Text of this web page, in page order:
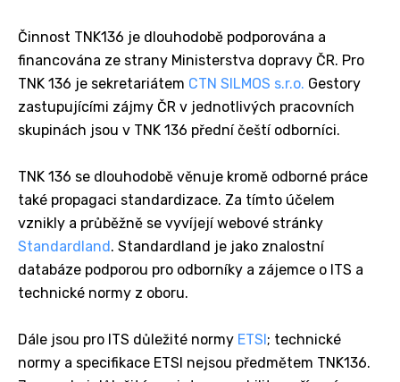
Činnost TNK136 je dlouhodobě podporována a
financována ze strany Ministerstva dopravy ČR. Pro
TNK 136 je sekretariátem CTN SILMOS s.r.o. Gestory
zastupujícími zájmy ČR v jednotlivých pracovních
skupinách jsou v TNK 136 přední čeští odborníci.
TNK 136 se dlouhodobě věnuje kromě odborné práce
také propagaci standardizace. Za tímto účelem
vznikly a průběžně se vyvíjejí webové stránky
Standardland. Standardland je jako znalostní
databáze podporou pro odborníky a zájemce o ITS a
technické normy z oboru.
Dále jsou pro ITS důležité normy ETSI; technické
normy a specifikace ETSI nejsou předmětem TNK136.